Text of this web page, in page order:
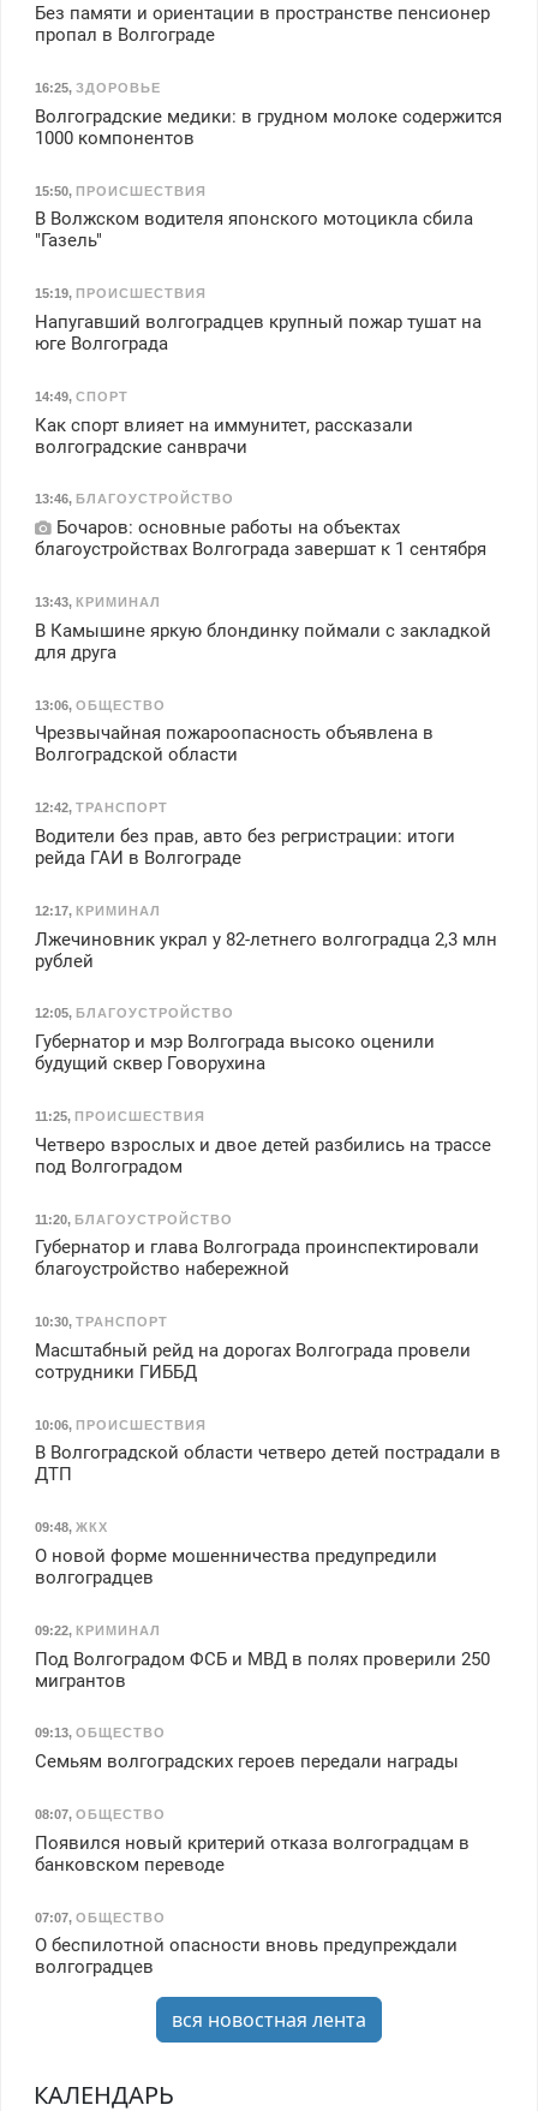
Без памяти и ориентации в пространстве пенсионер
пропал в Волгограде
16:25, ЗДОРОВЬЕ
Волгоградские медики: в грудном молоке содержится
1000 компонентов
15:50, ПРОИСШЕСТВИЯ
В Волжском водителя японского мотоцикла сбила
"Газель"
15:19, ПРОИСШЕСТВИЯ
Напугавший волгоградцев крупный пожар тушат на
юге Волгограда
14:49, СПОРТ
Как спорт влияет на иммунитет, рассказали
волгоградские санврачи
13:46, БЛАГОУСТРОЙСТВО
Бочаров: основные работы на объектах
благоустройствах Волгограда завершат к 1 сентября
13:43, КРИМИНАЛ
В Камышине яркую блондинку поймали с закладкой
для друга
13:06, ОБЩЕСТВО
Чрезвычайная пожароопасность объявлена в
Волгоградской области
12:42, ТРАНСПОРТ
Водители без прав, авто без регристрации: итоги
рейда ГАИ в Волгограде
12:17, КРИМИНАЛ
Лжечиновник украл у 82-летнего волгоградца 2,3 млн
рублей
12:05, БЛАГОУСТРОЙСТВО
Губернатор и мэр Волгограда высоко оценили
будущий сквер Говорухина
11:25, ПРОИСШЕСТВИЯ
Четверо взрослых и двое детей разбились на трассе
под Волгоградом
11:20, БЛАГОУСТРОЙСТВО
Губернатор и глава Волгограда проинспектировали
благоустройство набережной
10:30, ТРАНСПОРТ
Масштабный рейд на дорогах Волгограда провели
сотрудники ГИББД
10:06, ПРОИСШЕСТВИЯ
В Волгоградской области четверо детей пострадали в
ДТП
09:48, ЖКХ
О новой форме мошенничества предупредили
волгоградцев
09:22, КРИМИНАЛ
Под Волгоградом ФСБ и МВД в полях проверили 250
мигрантов
09:13, ОБЩЕСТВО
Семьям волгоградских героев передали награды
08:07, ОБЩЕСТВО
Появился новый критерий отказа волгоградцам в
банковском переводе
07:07, ОБЩЕСТВО
О беспилотной опасности вновь предупреждали
волгоградцев
вся новостная лента
КАЛЕНДАРЬ